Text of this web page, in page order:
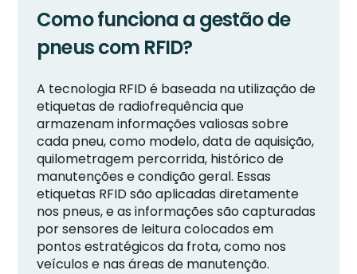
Como funciona a gestão de
pneus com RFID?
A tecnologia RFID é baseada na utilização de
etiquetas de radiofrequência que
armazenam informações valiosas sobre
cada pneu, como modelo, data de aquisição,
quilometragem percorrida, histórico de
manutenções e condição geral. Essas
etiquetas RFID são aplicadas diretamente
nos pneus, e as informações são capturadas
por sensores de leitura colocados em
pontos estratégicos da frota, como nos
veículos e nas áreas de manutenção.